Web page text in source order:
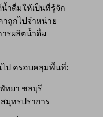
ำดื่มให้เป็นที่รู้จัก
ถูกไปจำหน่าย
รผลิตน้ำดื่ม
ไป ครอบคลุมพื้นที่:
พัทยา ชลบุรี
สมุทรปราการ